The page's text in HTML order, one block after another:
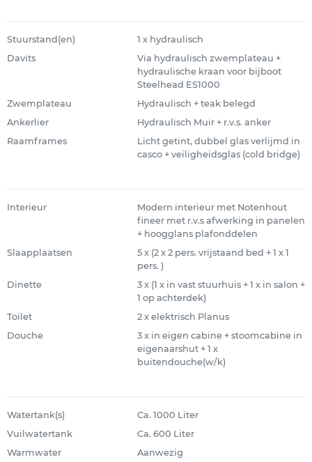
Stuurstand(en)
1 x hydraulisch
Davits
Via hydraulisch zwemplateau +
hydraulische kraan voor bijboot
Steelhead ES1000
Zwemplateau
Hydraulisch + teak belegd
Ankerlier
Hydraulisch Muir + r.v.s. anker
Raamframes
Licht getint, dubbel glas verlijmd in
casco + veiligheidsglas (cold bridge)
Interieur
Modern interieur met Notenhout
fineer met r.v.s afwerking in panelen
+ hoogglans plafonddelen
Slaapplaatsen
5 x (2 x 2 pers. vrijstaand bed + 1 x 1
pers. )
Dinette
3 x (1 x in vast stuurhuis + 1 x in salon +
1 op achterdek)
Toilet
2 x elektrisch Planus
Douche
3 x in eigen cabine + stoomcabine in
eigenaarshut + 1 x
buitendouche(w/k)
Watertank(s)
Ca. 1000 Liter
Vuilwatertank
Ca. 600 Liter
Warmwater
Aanwezig